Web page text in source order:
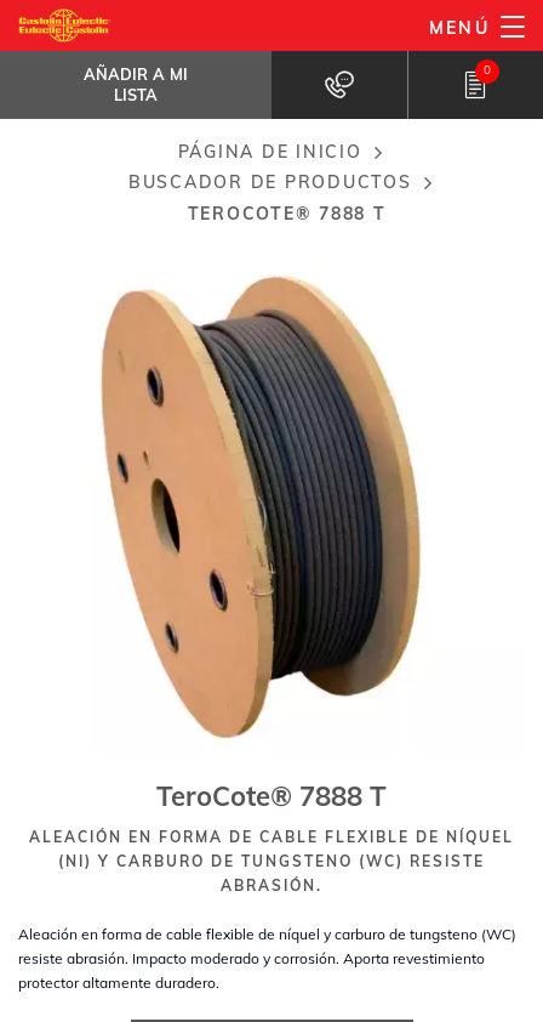
Pasar
al
contenido
principal
MENÚ
AÑADIR A MI
LISTA
0
TeroCote® 7888 T
AÑADIR A MI LISTA
Breadcrumb
PÁGINA DE INICIO
BUSCADOR DE PRODUCTOS
TEROCOTE® 7888 T
TeroCote® 7888 T
ALEACIÓN EN FORMA DE CABLE FLEXIBLE DE NÍQUEL
(NI) Y CARBURO DE TUNGSTENO (WC) RESISTE
ABRASIÓN.
Aleación en forma de cable flexible de níquel y carburo de tungsteno (WC)
resiste abrasión. Impacto moderado y corrosión. Aporta revestimiento
protector altamente duradero.